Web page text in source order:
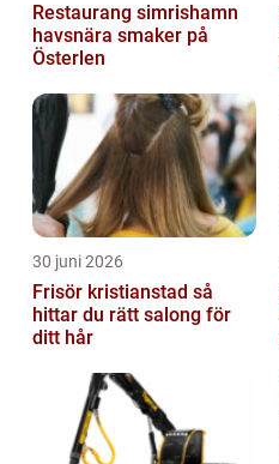
Restaurang simrishamn
havsnära smaker på
Österlen
30 juni 2026
Frisör kristianstad så
hittar du rätt salong för
ditt hår